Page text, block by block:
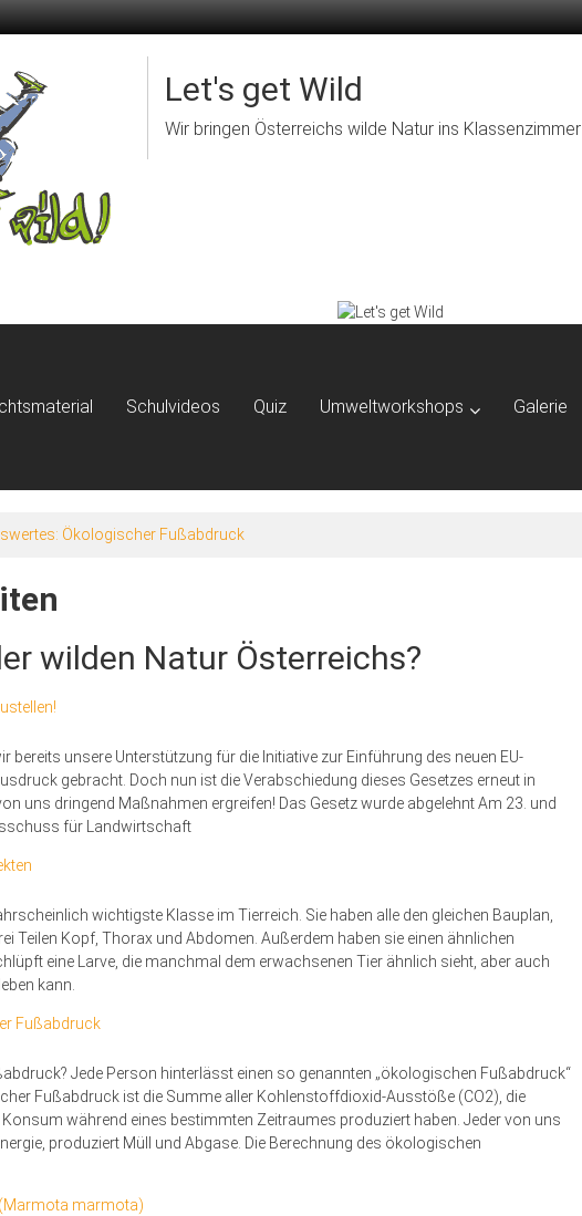
Let's get Wild
Wir bringen Österreichs wilde Natur ins Klassenzimmer
Schulvideos Quiz Umweltworkshops Galerie
Alpenmurmeltier (Marmota marmota)
wilden Natur Österreichs?
bereits unsere Unterstützung für die Initiative zur Einführung des neuen EU-
gebracht. Doch nun ist die Verabschiedung dieses Gesetzes erneut in
uns dringend Maßnahmen ergreifen! Das Gesetz wurde abgelehnt Am 23. und
für Landwirtschaft
wichtigste Klasse im Tierreich. Sie haben alle den gleichen Bauplan,
Teilen Kopf, Thorax und Abdomen. Außerdem haben sie einen ähnlichen
eine Larve, die manchmal dem erwachsenen Tier ähnlich sieht, aber auch
kann.
Fußabdruck
Jede Person hinterlässt einen so genannten „ökologischen Fußabdruck“
Fußabdruck ist die Summe aller Kohlenstoffdioxid-Ausstöße (CO2), die
während eines bestimmten Zeitraumes produziert haben. Jeder von uns
produziert Müll und Abgase. Die Berechnung des ökologischen
marmota)